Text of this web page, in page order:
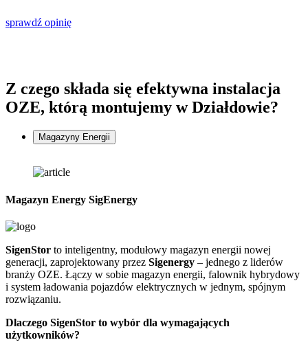
sprawdź opinię
Z czego składa się efektywna instalacja
OZE, którą montujemy w Działdowie?
Magazyny Energii
Magazyn Energy SigEnergy
SigenStor to inteligentny, modułowy magazyn energii nowej
generacji, zaprojektowany przez Sigenergy – jednego z liderów
branży OZE. Łączy w sobie magazyn energii, falownik hybrydowy
i system ładowania pojazdów elektrycznych w jednym, spójnym
rozwiązaniu.
Dlaczego SigenStor to wybór dla wymagających
użytkowników?